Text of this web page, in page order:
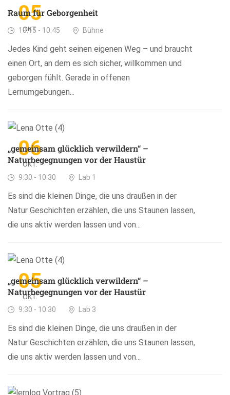
05
OKT.
Raum für Geborgenheit
10:15 - 10:45 Bühne
Jedes Kind geht seinen eigenen Weg – und braucht
einen Ort, an dem es sich sicher, willkommen und
geborgen fühlt. Gerade in offenen
Lernumgebungen...
06
OKT.
„gemeinsam glücklich verwildern“ –
Naturbegegnungen vor der Haustür
9:30 - 10:30 Lab 1
Es sind die kleinen Dinge, die uns draußen in der
Natur Geschichten erzählen, die uns Staunen lassen,
die uns aktiv werden lassen und von...
05
OKT.
„gemeinsam glücklich verwildern“ –
Naturbegegnungen vor der Haustür
9:30 - 10:30 Lab 3
Es sind die kleinen Dinge, die uns draußen in der
Natur Geschichten erzählen, die uns Staunen lassen,
die uns aktiv werden lassen und von...